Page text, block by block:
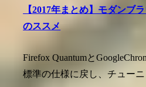
【2017年まとめ】モダンブ
のススメ
Firefox Quantumと
標準の仕様に戻し、チュー